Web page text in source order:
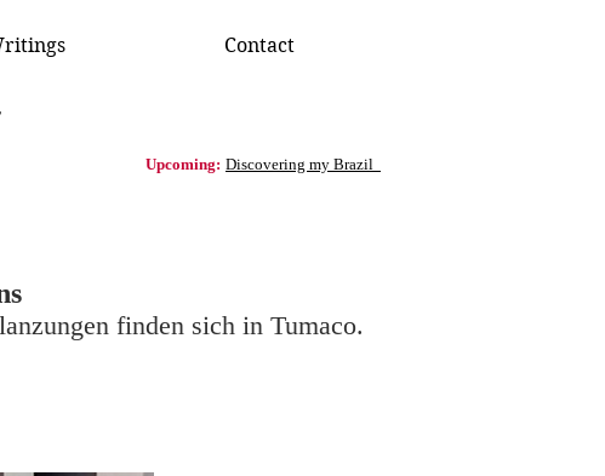
Contact
Upcoming: Discovering my Brazil
finden sich in Tumaco.